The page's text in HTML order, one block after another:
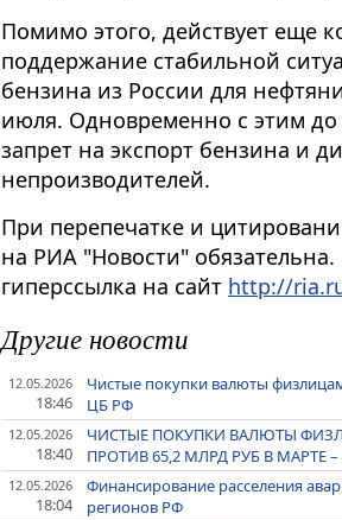
Помимо этого, действует еще
поддержание стабильной
бензина из России для
июля. Одновременно с этим
запрет на экспорт бензина и
непроизводителей.
При перепечатке и
на РИА "Новости"
гиперссылка на сайт http://
Другие новости
12.05.2026
18:46
Чистые покупки валюты
ЦБ РФ
12.05.2026
18:40
ЧИСТЫЕ ПОКУПКИ ВАЛЮТЫ
ПРОТИВ 65,2 МЛРД РУБ В МАРТЕ
12.05.2026
18:04
Финансирование расселения
регионов РФ